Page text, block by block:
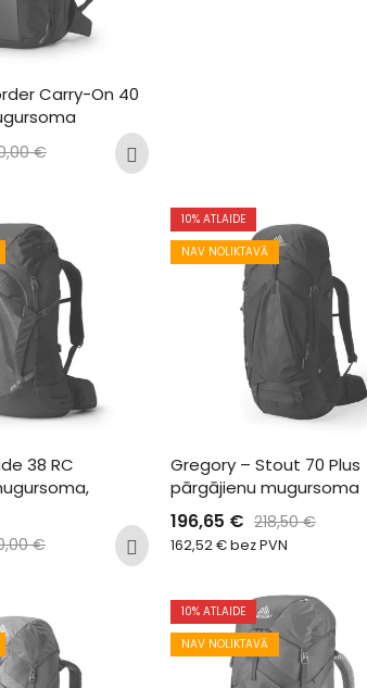
Carry-On 40
€
38 RC
€
10% ATLAIDE
NAV NOLIKTAVĀ
Gregory – Stout 70 Plus
pārgājienu mugursoma
196,65 € 218,50€
162,52€bez PVN
10% ATLAIDE
NAV NOLIKTAVĀ